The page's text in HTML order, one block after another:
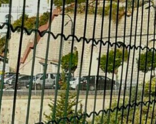
D’UN CONTRÔLE
FRONTIÈRE
DE VIOLENCE À UNE
RESTER INFORMÉ·E